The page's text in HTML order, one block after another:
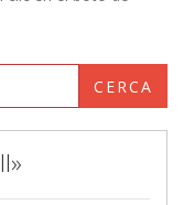
CERCA